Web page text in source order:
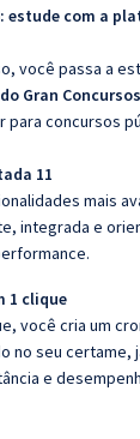
estude com a
você passa a
Gran Concursos
para concursos
11
mais
integrada e
1 clique
você cria um
no seu certame,
e